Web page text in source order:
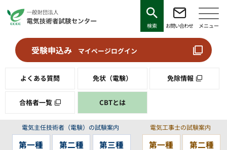
検索 お問い合わせ メニュー
よくある質問 免状（電験） 免除情報
合格者一覧 CBTとは
受験申込み マイページログイン
電気主任技術者（電験）の試験案内
第一種 第二種 第三種
電気工事士の試験案内
第一種 第二種